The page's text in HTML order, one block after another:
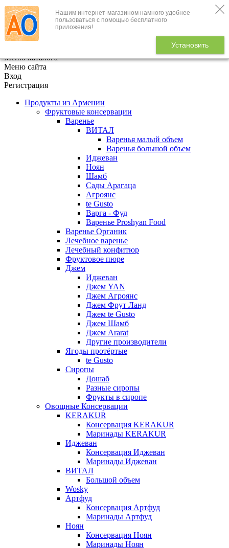
Нашим интернет-магазином намного удобнее
пользоваться с помощью бесплатного
приложения!
Установить
+7 (495) 646-888-1
В корзине
Меню каталога
Меню сайта
Вход
Регистрация
Продукты из Армении
Фруктовые консервации
Варенье
ВИТАЛ
Варенья малый объем
Варенья большой объем
Иджеван
Ноян
Шамб
Сады Арагаца
Агроянс
te Gusto
Варга - Фуд
Варенье Proshyan Food
Варенье Органик
Лечебное варенье
Лечебный конфитюр
Фруктовое пюре
Джем
Иджеван
Джем YAN
Джем Агроянс
Джем Фрут Ланд
Джем te Gusto
Джем Шамб
Джем Ararat
Другие производители
Ягоды протёртые
te Gusto
Сиропы
Дошаб
Разные сиропы
Фрукты в сиропе
Овощные Консервации
KERAKUR
Консервация KERAKUR
Маринады KERAKUR
Иджеван
Консервация Иджеван
Маринады Иджеван
ВИТАЛ
Большой объем
Wosky
Артфуд
Консервация Артфуд
Маринады Артфуд
Ноян
Консервация Ноян
Маринады Ноян